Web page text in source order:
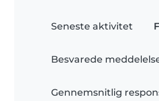
Seneste aktivitet
Besvarede
Gennemsnitlig